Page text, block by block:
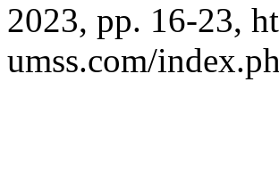
2023, pp. 16-23,
umss.com/